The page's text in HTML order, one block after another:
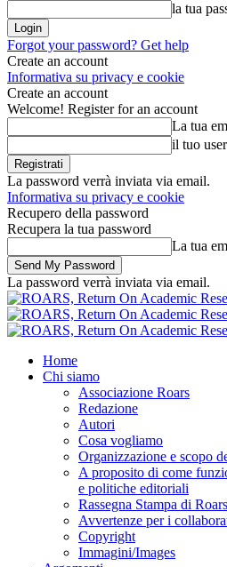
la tua
Forgot your password? Get help
Create an account
Informativa su privacy e cookie
Create an account
Welcome! Register for an account
La tua
il tuo
La password verrà inviata via email.
Informativa su privacy e cookie
Recupero della password
Recupera la tua password
La tua
La password verrà inviata via email.
Home
Chi siamo
Associazione Roars
Redazione
Autori
Cosa vogliamo
Organizzazione e scopo
A proposito di come
e politiche editoriali
Rassegna Stampa di Roars
Avvertenze per i
Copyright
Immagini/Images